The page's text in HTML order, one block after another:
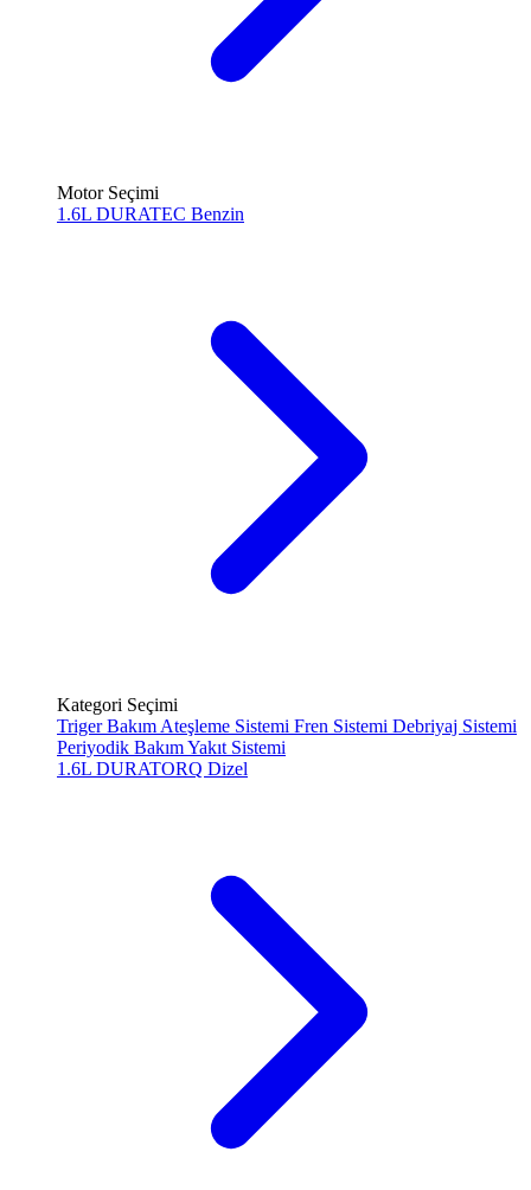
Motor Seçimi
1.6L DURATEC Benzin
Kategori Seçimi
Triger Bakım Ateşleme Sistemi Fren Sistemi Debriyaj Sistemi
Periyodik BakımYakıt Sistemi
1.6L DURATORQ Dizel